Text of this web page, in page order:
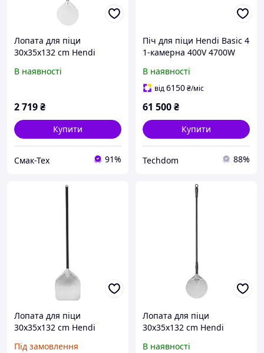
Лопата для піци
30х35х132 cm Hendi
В наявності
2 719₴
Купити
Смак-Тех 91%
Піч для піци Hendi Basic 4
1-камерна 400V 4700W
В наявності
від6150₴/міс
61 500₴
Купити
Techdom 88%
Лопата для піци
30х35х132 cm Hendi
Під замовлення
Лопата для піци
30х35х132 cm Hendi
В наявності